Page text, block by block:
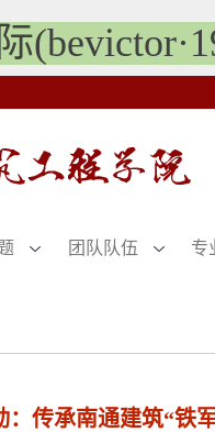
团队队伍 专
：传承南通建筑“